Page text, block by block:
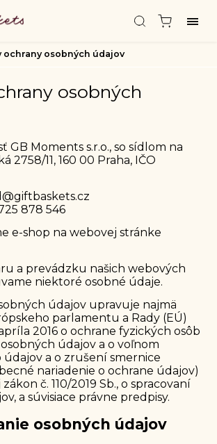
ochrany osobných údajov
osobných
GB Moments s.r.o., so sídlom na
2758/11, 160 00 Praha, IČO
878 546
e-shop na webovej stránke
a prevádzku našich webových
niektoré osobné údaje.
údajov upravuje najmä
parlamentu a Rady (EÚ)
2016 o ochrane fyzických osôb
údajov a o voľnom
a o zrušení smernice
nariadenie o ochrane údajov)
zákon č. 110/2019 Sb., o spracovaní
a súvisiace právne predpisy.
osobných údajov